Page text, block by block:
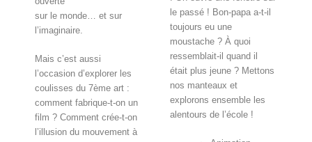
sur le monde… et sur
l’imaginaire.
Mais c’est aussi
l’occasion d’explorer les
coulisses du 7ème art :
comment fabrique-t-on un
film ? Comment crée-t-on
l’illusion du mouvement à
le passé ! Bon-papa a-t-il
toujours eu une
moustache ? À quoi
ressemblait-il quand il
était plus jeune ? Mettons
nos manteaux et
explorons ensemble les
alentours de l’école !